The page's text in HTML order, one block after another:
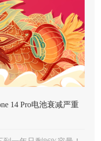
14 Pro电池衰减严重